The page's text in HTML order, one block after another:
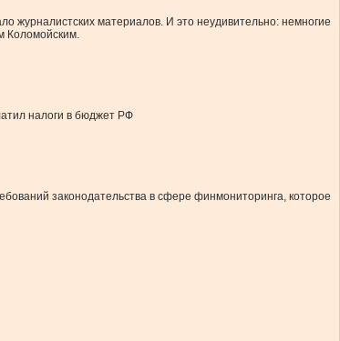
журналистских материалов. И это неудивительно: немногие
Коломойским.
налоги в бюджет РФ
законодательства в сфере финмониторинга, которое